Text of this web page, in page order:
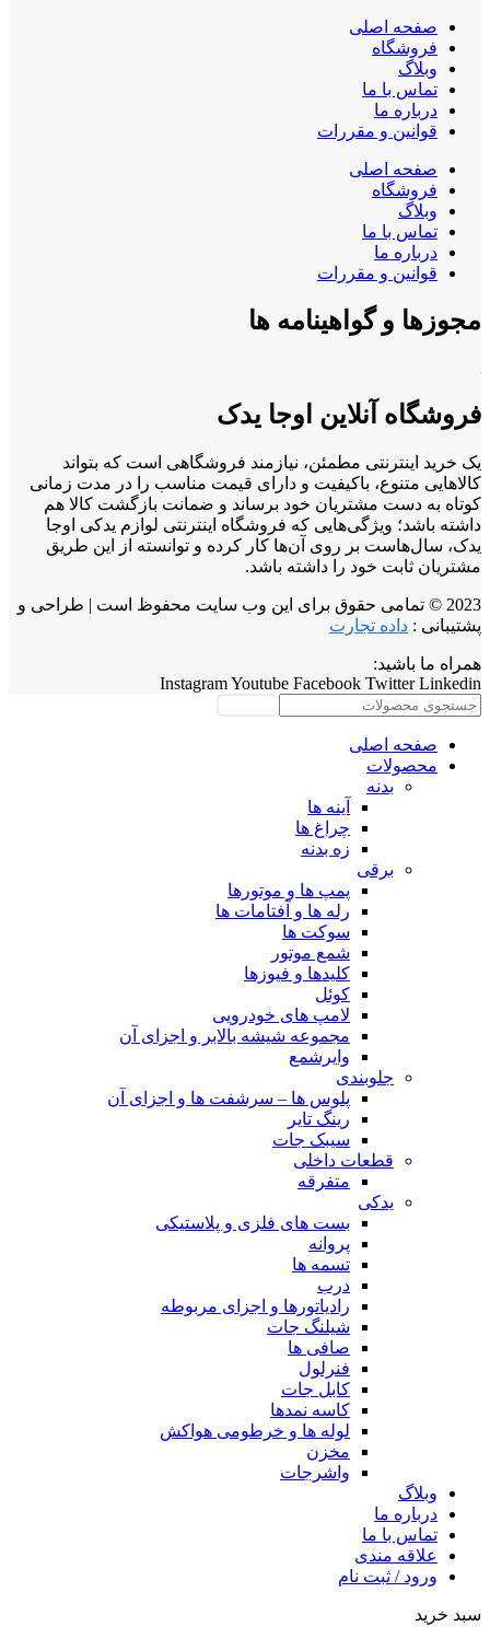
صفحه اصلی
فروشگاه
وبلاگ
تماس با ما
درباره ما
قوانین و مقررات
صفحه اصلی
فروشگاه
وبلاگ
تماس با ما
درباره ما
قوانین و مقررات
مجوزها و گواهینامه ها
فروشگاه آنلاین اوجا یدک
یک خرید اینترنتی مطمئن، نیازمند فروشگاهی است که بتواند
کالاهایی متنوع، باکیفیت و دارای قیمت مناسب را در مدت زمانی
کوتاه به دست مشتریان خود برساند و ضمانت بازگشت کالا هم
داشته باشد؛ ویژگی‌هایی که فروشگاه اینترنتی لوازم یدکی اوجا
یدک، سال‌هاست بر روی آن‌ها کار کرده و توانسته از این طریق
مشتریان ثابت خود را داشته باشد.
2023 © تمامی حقوق برای این وب سایت محفوظ است | طراحی و
پشتیبانی : داده تجارت
همراه ما باشید:
InstagramYoutube Facebook Twitter Linkedin
صفحه اصلی
محصولات
بدنه
آینه ها
چراغ ها
زه بدنه
برقی
پمپ ها و موتورها
رله ها و آفتامات ها
سوکت ها
شمع موتور
کلیدها و فیوزها
کوئل
لامپ های خودرویی
مجموعه شیشه بالابر و اجزای آن
وایرشمع
جلوبندی
پلوس ها – سرشفت ها و اجزای آن
رینگ تایر
سیبک جات
قطعات داخلی
متفرقه
یدکی
بست های فلزی و پلاستیکی
پروانه
تسمه ها
درب
رادیاتورها و اجزای مربوطه
شیلنگ جات
صافی ها
فنرلول
کابل جات
کاسه نمدها
لوله ها و خرطومی هواکش
مخزن
واشرجات
وبلاگ
درباره ما
تماس با ما
علاقه مندی
ورود / ثبت نام
سبد خرید